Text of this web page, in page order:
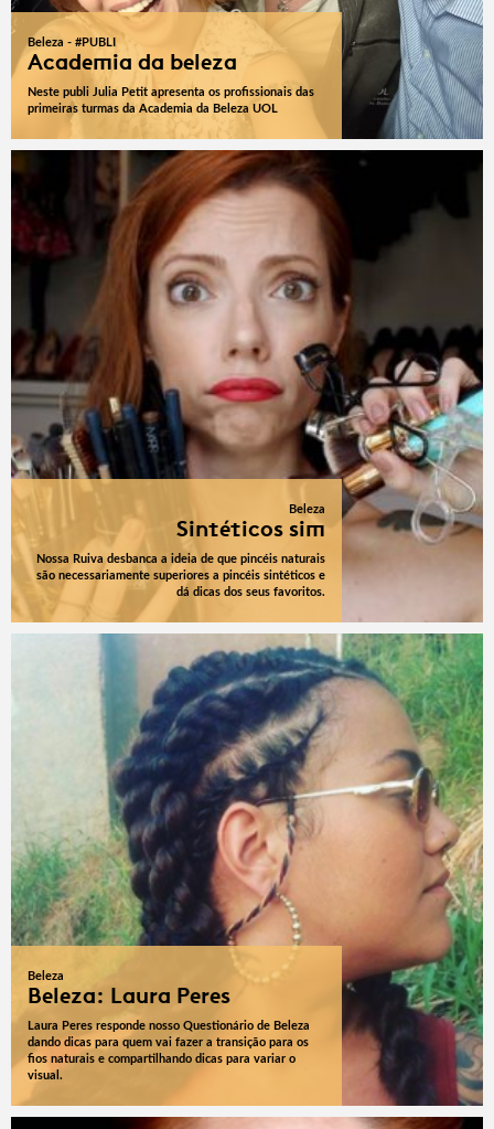
Beleza - #PUBLI
Academia da beleza
Neste publi Julia Petit apresenta os profissionais das
primeiras turmas da Academia da Beleza UOL
Beleza
Sintéticos sim
Nossa Ruiva desbanca a ideia de que pincéis naturais
são necessariamente superiores a pincéis sintéticos e
dá dicas dos seus favoritos.
Beleza
Beleza: Laura Peres
Laura Peres responde nosso Questionário de Beleza
dando dicas para quem vai fazer a transição para os
fios naturais e compartilhando dicas para variar o
visual.